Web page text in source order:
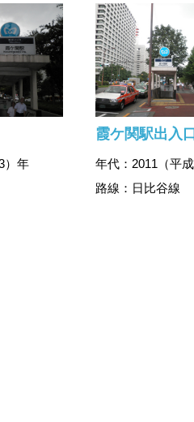
）年
霞ケ関駅出入口
年代：2011（平
路線：日比谷線